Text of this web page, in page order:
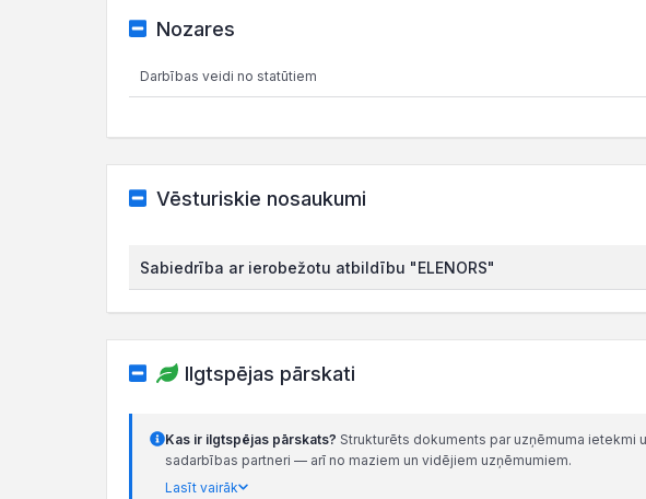
Nozares
Darbības veidi no statūtiem
Vēsturiskie nosaukumi
Sabiedrība ar ierobežotu atbildību "ELENORS"
Ilgtspējas pārskati
Kas ir ilgtspējas pārskats? Strukturēts dokuments par uzņēmuma ietekmi
sadarbības partneri — arī no maziem un vidējiem uzņēmumiem.
Lasīt vairāk